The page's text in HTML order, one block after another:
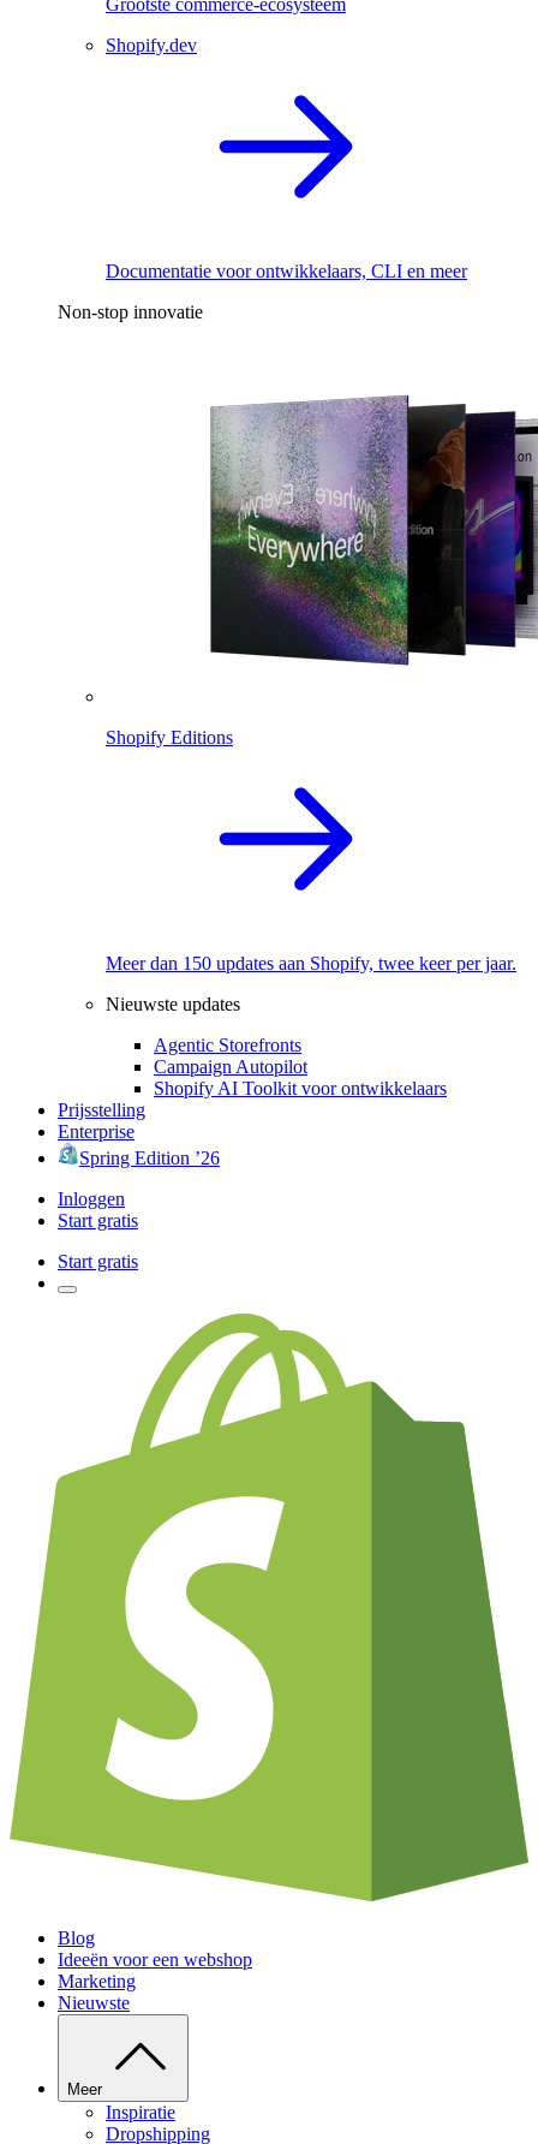
Grootste commerce-ecosysteem
Shopify.dev
Documentatie voor ontwikkelaars, CLI en meer
Non-stop innovatie
Shopify Editions
Meer dan 150 updates aan Shopify, twee keer per jaar.
Nieuwste updates
Agentic Storefronts
Campaign Autopilot
Shopify AI Toolkit voor ontwikkelaars
Prijsstelling
Enterprise
Spring Edition ’26
Inloggen
Start gratis
Start gratis
Blog
Ideeën voor een webshop
Marketing
Nieuwste
Meer
Inspiratie
Dropshipping